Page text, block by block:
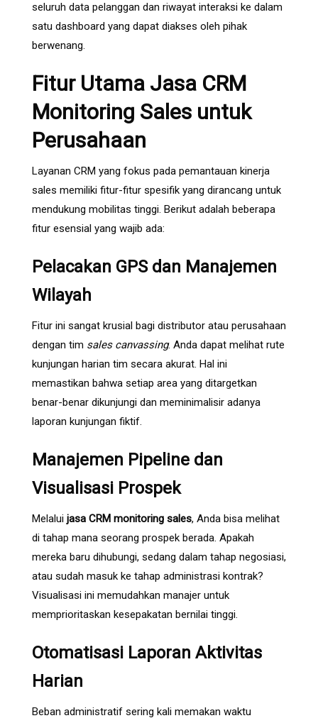
seluruh data pelanggan dan riwayat interaksi ke dalam
satu dashboard yang dapat diakses oleh pihak
berwenang.
Fitur Utama Jasa CRM
Monitoring Sales untuk
Perusahaan
Layanan CRM yang fokus pada pemantauan kinerja
sales memiliki fitur-fitur spesifik yang dirancang untuk
mendukung mobilitas tinggi. Berikut adalah beberapa
fitur esensial yang wajib ada:
Pelacakan GPS dan Manajemen
Wilayah
Fitur ini sangat krusial bagi distributor atau perusahaan
dengan tim sales canvassing. Anda dapat melihat rute
kunjungan harian tim secara akurat. Hal ini
memastikan bahwa setiap area yang ditargetkan
benar-benar dikunjungi dan meminimalisir adanya
laporan kunjungan fiktif.
Manajemen Pipeline dan
Visualisasi Prospek
Melalui jasa CRM monitoring sales, Anda bisa melihat
di tahap mana seorang prospek berada. Apakah
mereka baru dihubungi, sedang dalam tahap negosiasi,
atau sudah masuk ke tahap administrasi kontrak?
Visualisasi ini memudahkan manajer untuk
memprioritaskan kesepakatan bernilai tinggi.
Otomatisasi Laporan Aktivitas
Harian
Beban administratif sering kali memakan waktu